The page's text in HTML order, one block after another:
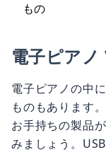
もの
電子ピア
電子ピアノの中
ものもあります。
お手持ちの製品
みましょう。